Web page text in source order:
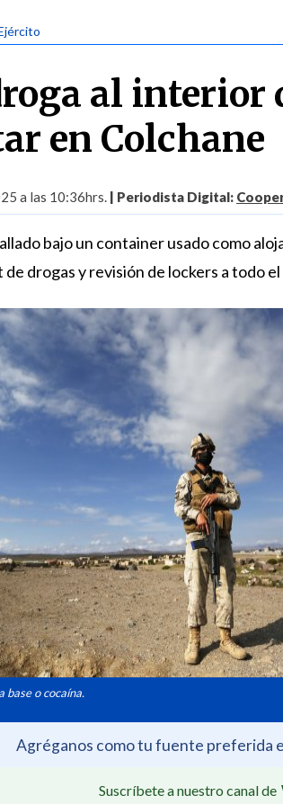
al interior
en Colchane
a las 10:36hrs. | Periodista Digital:
bajo un container usado como
drogas y revisión de lockers a todo
base o cocaína.
Agréganos como tu fuente preferida
Suscríbete a nuestro canal de